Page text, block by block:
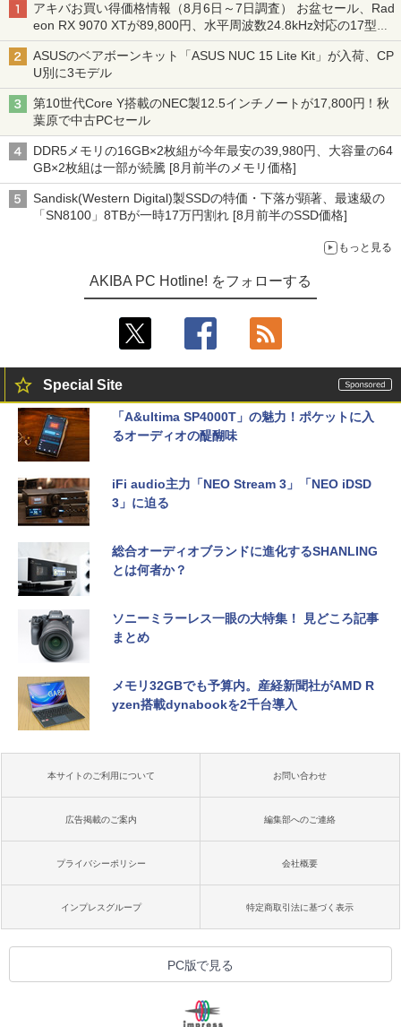
アキバお買い得価格情報（8月6日～7日調査） お盆セール、Rad
eon RX 9070 XTが89,800円、水平周波数24.8kHz対応の17型モ
ニターが9,801円、暑さ指数連動セール ほか
ASUSのベアボーンキット「ASUS NUC 15 Lite Kit」が入荷、CP
U別に3モデル
第10世代Core Y搭載のNEC製12.5インチノートが17,800円！秋
葉原で中古PCセール
DDR5メモリの16GB×2枚組が今年最安の39,980円、大容量の64
GB×2枚組は一部が続騰 [8月前半のメモリ価格]
Sandisk(Western Digital)製SSDの特価・下落が顕著、最速級の
「SN8100」8TBが一時17万円割れ [8月前半のSSD価格]
もっと見る
AKIBA PC Hotline! をフォローする
Special Site
「A&ultima SP4000T」の魅力！ポケットに入
るオーディオの醍醐味
iFi audio主力「NEO Stream 3」「NEO iDSD
3」に迫る
総合オーディオブランドに進化するSHANLING
とは何者か？
ソニーミラーレス一眼の大特集！ 見どころ記事
まとめ
メモリ32GBでも予算内。産経新聞社がAMD R
yzen搭載dynabookを2千台導入
本サイトのご利用について お問い合わせ
広告掲載のご案内 編集部へのご連絡
プライバシーポリシー 会社概要
インプレスグループ 特定商取引法に基づく表示
PC版で見る